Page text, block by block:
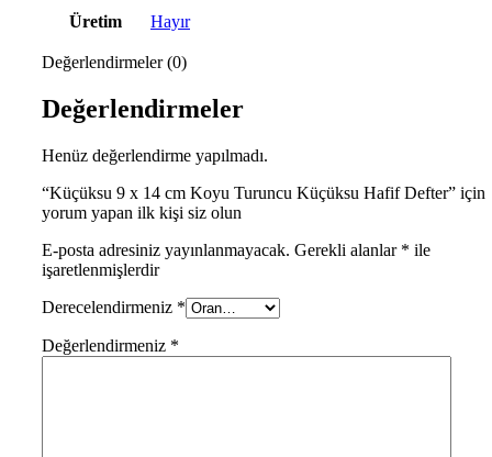
Üretim Hayır
Değerlendirmeler (0)
Değerlendirmeler
Henüz değerlendirme yapılmadı.
“Küçüksu 9 x 14 cm Koyu Turuncu Küçüksu Hafif Defter” için
yorum yapan ilk kişi siz olun
E-posta adresiniz yayınlanmayacak. Gerekli alanlar * ile
işaretlenmişlerdir
Derecelendirmeniz *
Değerlendirmeniz *